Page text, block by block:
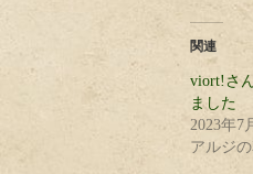
関連
viort!さ
ました
2023年7
アルジ